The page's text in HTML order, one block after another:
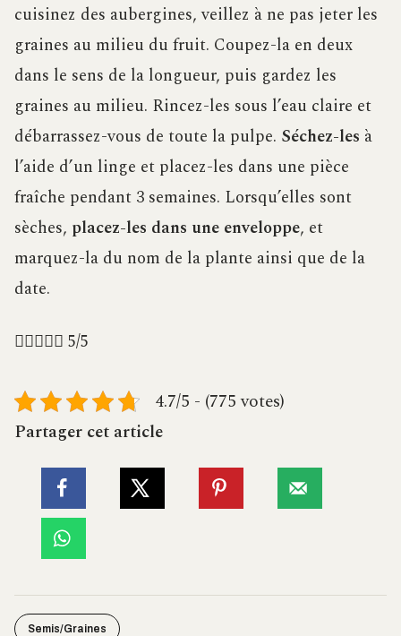
cuisinez des aubergines, veillez à ne pas jeter les
graines au milieu du fruit. Coupez-la en deux
dans le sens de la longueur, puis gardez les
graines au milieu. Rincez-les sous l’eau claire et
débarrassez-vous de toute la pulpe. Séchez-les à
l’aide d’un linge et placez-les dans une pièce
fraîche pendant 3 semaines. Lorsqu’elles sont
sèches, placez-les dans une enveloppe, et
marquez-la du nom de la plante ainsi que de la
date.
 5/5
4.7/5 - (775 votes)
Partager cet article
Semis/Graines